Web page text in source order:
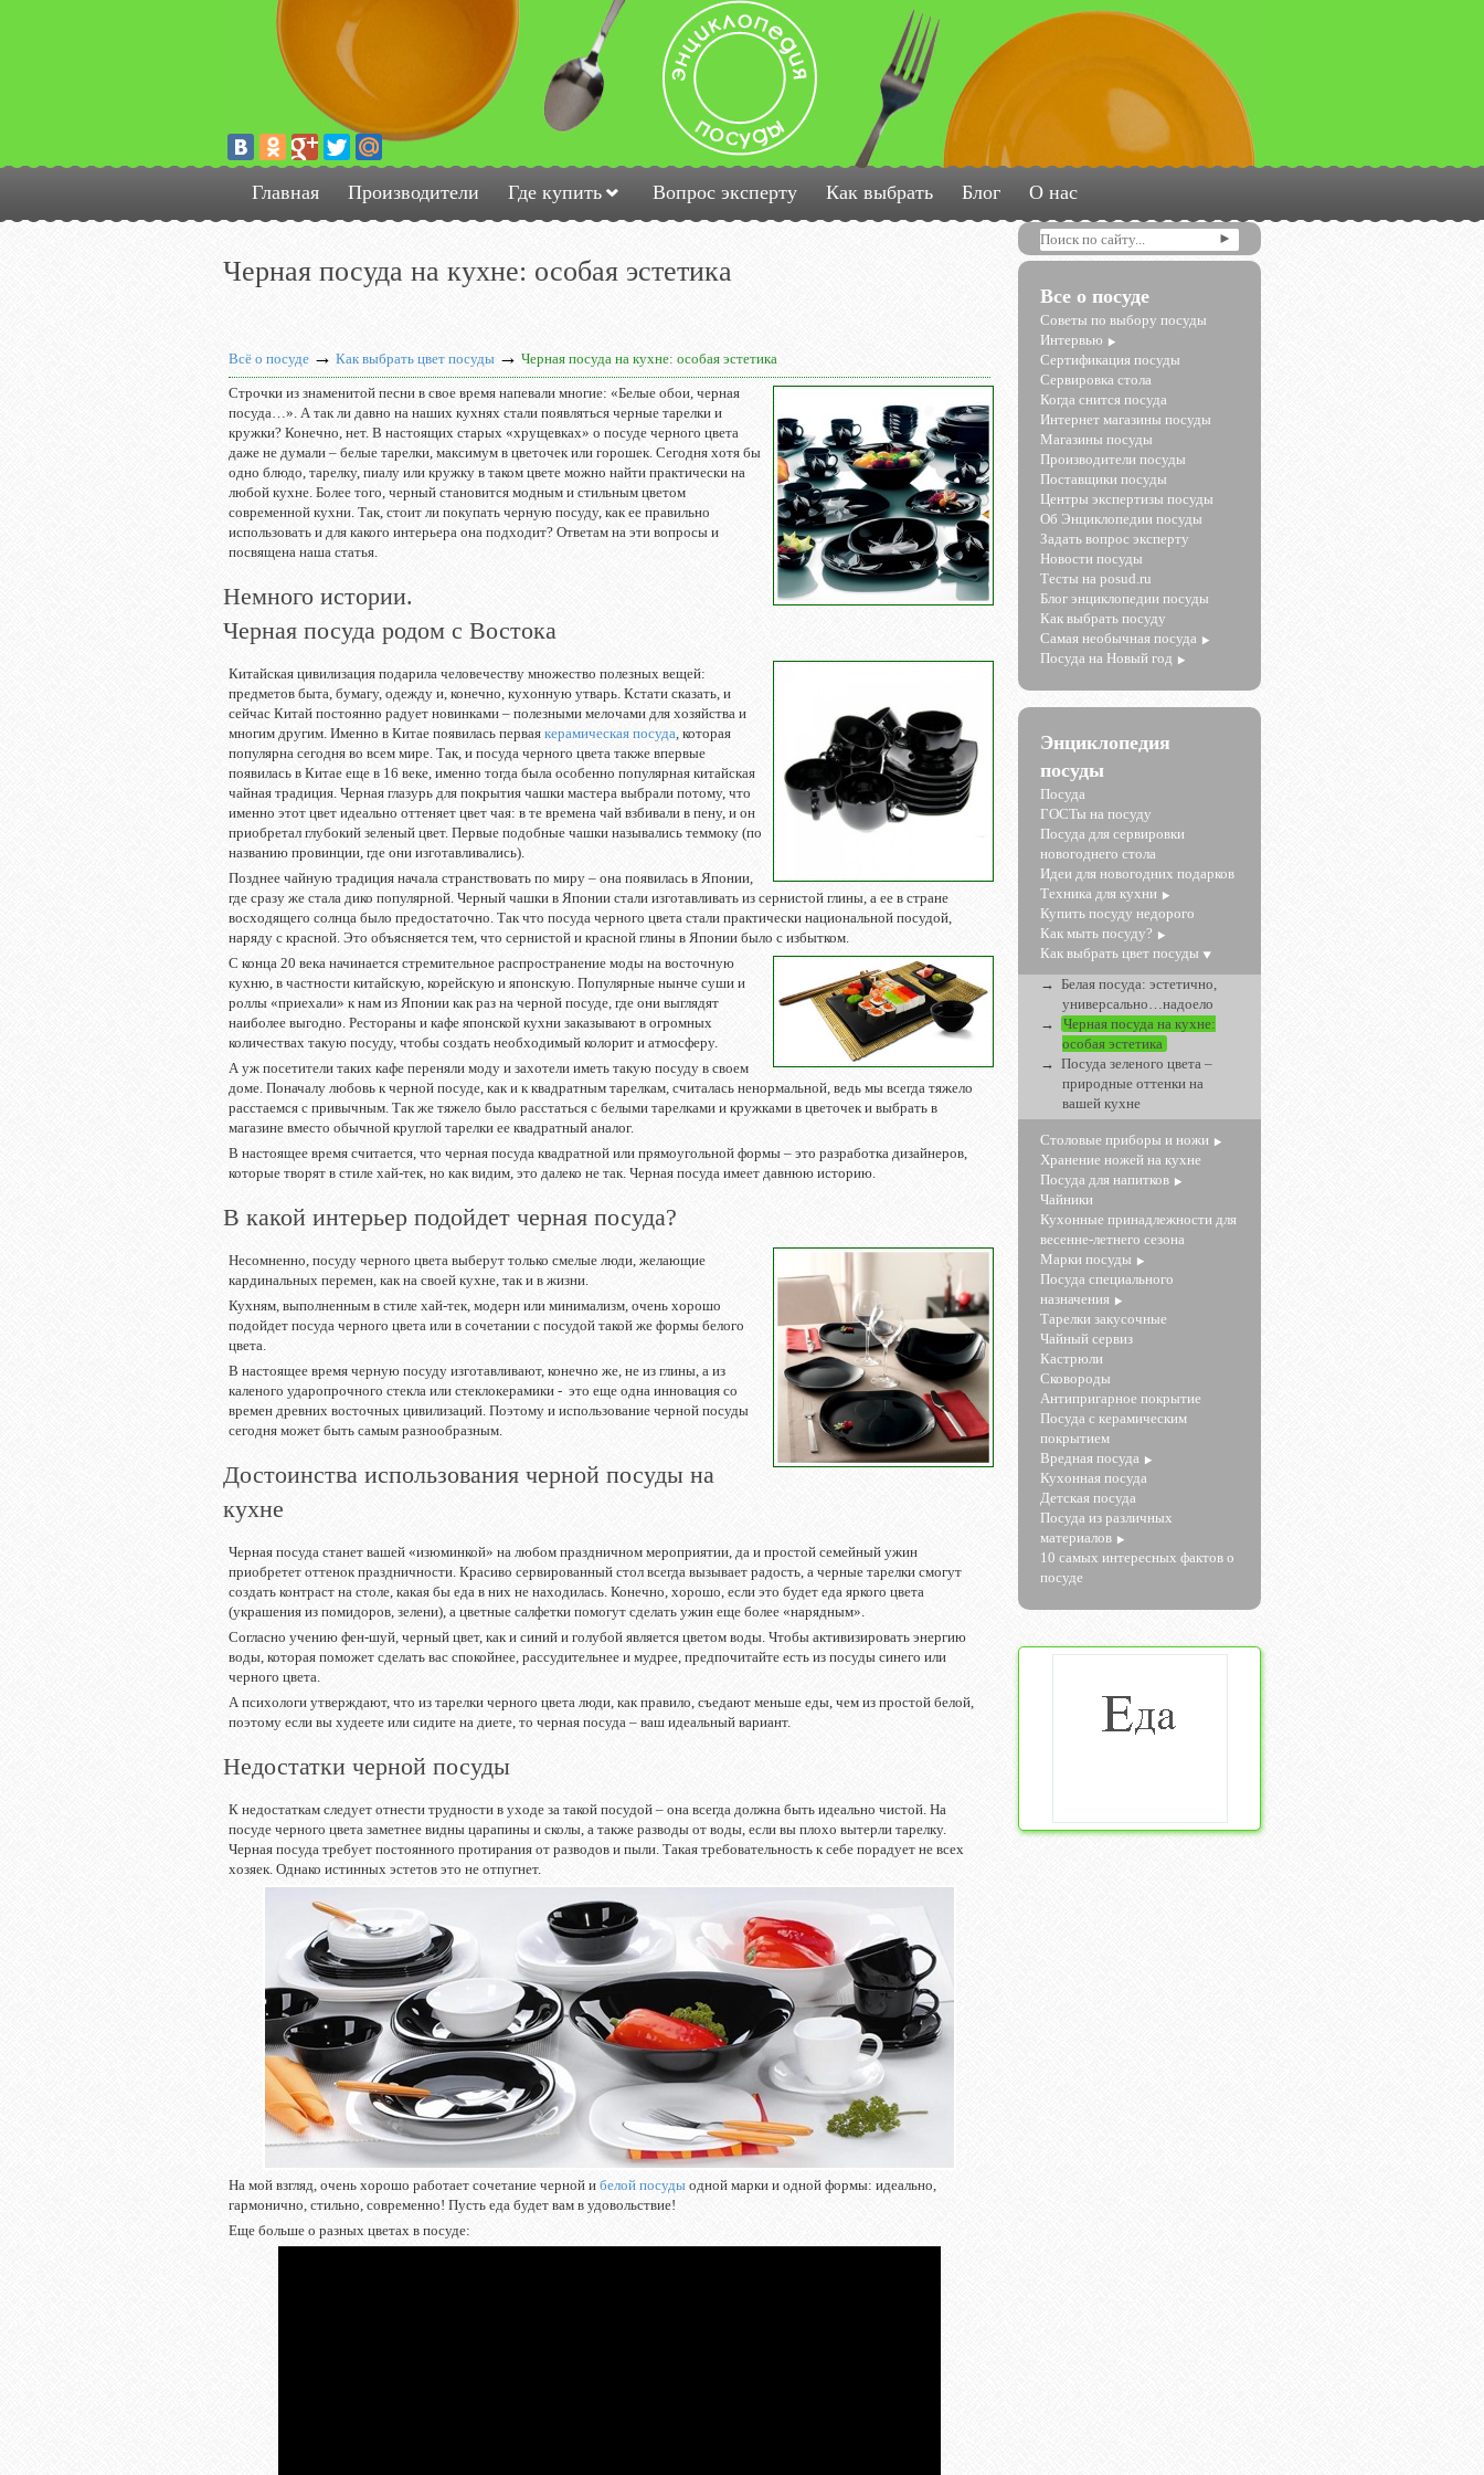
Главная Производители Где купить Вопрос эксперту Как выбрать Блог О нас
Черная посуда на кухне: особая эстетика
Всё о посуде → Как выбрать цвет посуды → Черная посуда на кухне: особая эстетика
Строчки из знаменитой песни в свое время напевали многие: «Белые обои, черная
посуда…» . А так ли давно на наших кухнях стали появляться черные тарелки и
кружки? Конечно, нет. В настоящих старых «хрущевках» о посуде черного цвета
даже не думали – белые тарелки, максимум в цветочек или горошек. Сегодня хотя бы
одно блюдо, тарелку, пиалу или кружку в таком цвете можно найти практически на
любой кухне. Более того, черный становится модным и стильным цветом
современной кухни. Так, стоит ли покупать черную посуду, как ее правильно
использовать и для какого интерьера она подходит? Ответам на эти вопросы и
посвящена наша статья.
Немного истории.
Черная посуда родом с Востока
Китайская цивилизация подарила человечеству множество полезных вещей:
предметов быта, бумагу, одежду и, конечно, кухонную утварь. Кстати сказать, и
сейчас Китай постоянно радует новинками – полезными мелочами для хозяйства и
многим другим. Именно в Китае появилась первая керамическая посуда , которая
популярна сегодня во всем мире. Так, и посуда черного цвета также впервые
появилась в Китае еще в 16 веке, именно тогда была особенно популярная китайская
чайная традиция. Черная глазурь для покрытия чашки мастера выбрали потому, что
именно этот цвет идеально оттеняет цвет чая: в те времена чай взбивали в пену, и он
приобретал глубокий зеленый цвет. Первые подобные чашки назывались теммоку (по
названию провинции, где они изготавливались).
Позднее чайную традиция начала странствовать по миру – она появилась в Японии,
где сразу же стала дико популярной. Черный чашки в Японии стали изготавливать из сернистой глины, а ее в стране
восходящего солнца было предостаточно. Так что посуда черного цвета стали практически национальной посудой,
наряду с красной. Это объясняется тем, что сернистой и красной глины в Японии было с избытком.
С конца 20 века начинается стремительное распространение моды на восточную
кухню, в частности китайскую, корейскую и японскую. Популярные нынче суши и
роллы «приехали» к нам из Японии как раз на черной посуде, где они выглядят
наиболее выгодно. Рестораны и кафе японской кухни заказывают в огромных
количествах такую посуду, чтобы создать необходимый колорит и атмосферу.
А уж посетители таких кафе переняли моду и захотели иметь такую посуду в своем
доме. Поначалу любовь к черной посуде, как и к квадратным тарелкам, считалась ненормальной, ведь мы всегда тяжело
расстаемся с привычным. Так же тяжело было расстаться с белыми тарелками и кружками в цветочек и выбрать в
магазине вместо обычной круглой тарелки ее квадратный аналог.
В настоящее время считается, что черная посуда квадратной или прямоугольной формы – это разработка дизайнеров,
которые творят в стиле хай-тек, но как видим, это далеко не так. Черная посуда имеет давнюю историю.
В какой интерьер подойдет черная посуда?
Несомненно, посуду черного цвета выберут только смелые люди, желающие
кардинальных перемен, как на своей кухне, так и в жизни.
Кухням, выполненным в стиле хай-тек, модерн или минимализм, очень хорошо
подойдет посуда черного цвета или в сочетании с посудой такой же формы белого
цвета.
В настоящее время черную посуду изготавливают, конечно же, не из глины, а из
каленого ударопрочного стекла или стеклокерамики - это еще одна инновация со
времен древних восточных цивилизаций. Поэтому и использование черной посуды
сегодня может быть самым разнообразным.
Достоинства использования черной посуды на
кухне
Черная посуда станет вашей «изюминкой» на любом праздничном мероприятии, да и простой семейный ужин
приобретет оттенок праздничности. Красиво сервированный стол всегда вызывает радость, а черные тарелки смогут
создать контраст на столе, какая бы еда в них не находилась. Конечно, хорошо, если это будет еда яркого цвета
(украшения из помидоров, зелени), а цветные салфетки помогут сделать ужин еще более «нарядным».
Согласно учению фен-шуй, черный цвет, как и синий и голубой является цветом воды. Чтобы активизировать энергию
воды, которая поможет сделать вас спокойнее, рассудительнее и мудрее, предпочитайте есть из посуды синего или
черного цвета.
А психологи утверждают, что из тарелки черного цвета люди, как правило, съедают меньше еды, чем из простой белой,
поэтому если вы худеете или сидите на диете, то черная посуда – ваш идеальный вариант.
Недостатки черной посуды
К недостаткам следует отнести трудности в уходе за такой посудой – она всегда должна быть идеально чистой. На
посуде черного цвета заметнее видны царапины и сколы, а также разводы от воды, если вы плохо вытерли тарелку.
Черная посуда требует постоянного протирания от разводов и пыли. Такая требовательность к себе порадует не всех
хозяек. Однако истинных эстетов это не отпугнет.
На мой взгляд, очень хорошо работает сочетание черной и белой посуды одной марки и одной формы: идеально,
гармонично, стильно, современно! Пусть еда будет вам в удовольствие!
Еще больше о разных цветах в посуде:
Все о посуде
Советы по выбору посуды
Интервью
Сертификация посуды
Сервировка стола
Когда снится посуда
Интернет магазины посуды
Магазины посуды
Производители посуды
Поставщики посуды
Центры экспертизы посуды
Об Энциклопедии посуды
Задать вопрос эксперту
Новости посуды
Тесты на posud.ru
Блог энциклопедии посуды
Как выбрать посуду
Самая необычная посуда
Посуда на Новый год
Энциклопедия
посуды
Посуда
ГОСТы на посуду
Посуда для сервировки
новогоднего стола
Идеи для новогодних подарков
Техника для кухни
Купить посуду недорого
Как мыть посуду?
Как выбрать цвет посуды
Белая посуда: эстетично,
универсально…надоело
Черная посуда на кухне:
особая эстетика
Посуда зеленого цвета –
природные оттенки на
вашей кухне
Столовые приборы и ножи
Хранение ножей на кухне
Посуда для напитков
Чайники
Кухонные принадлежности для
весенне-летнего сезона
Марки посуды
Посуда специального
назначения
Тарелки закусочные
Чайный сервиз
Кастрюли
Сковороды
Антипригарное покрытие
Посуда с керамическим
покрытием
Вредная посуда
Кухонная посуда
Детская посуда
Посуда из различных
материалов
10 самых интересных фактов о
посуде